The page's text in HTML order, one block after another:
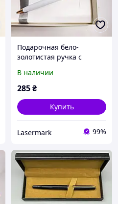
Подарочная бело-
золотистая ручка с
Року" - можно добавить
имя и заменить текст
В наличии
285₴
Купить
Lasermark 99%